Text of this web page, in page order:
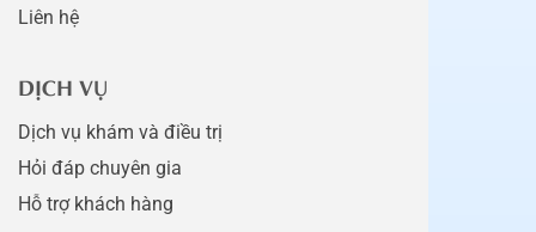
Liên hệ
DỊCH VỤ
Dịch vụ khám và điều trị
Hỏi đáp chuyên gia
Hỗ trợ khách hàng